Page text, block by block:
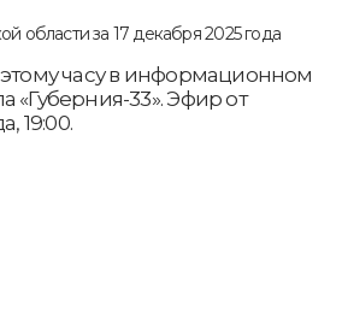
этому часу в информационном
«Губерния-33». Эфир от
19:00.